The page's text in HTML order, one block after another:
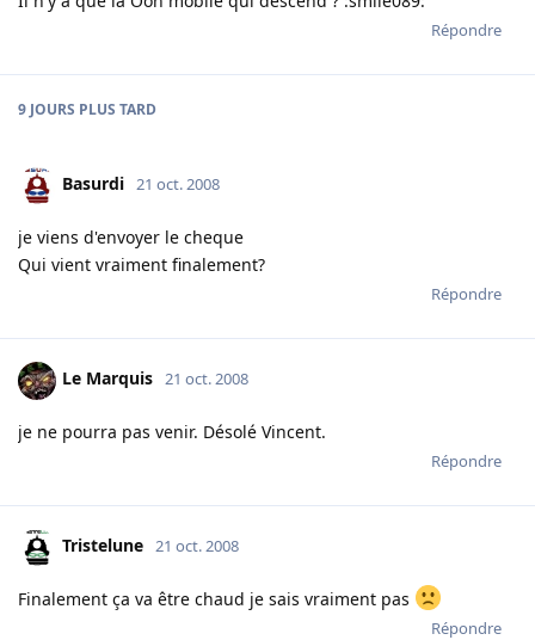
Répondre
9 JOURS PLUS TARD
Basurdi 21 oct. 2008
je viens d'envoyer le cheque
Qui vient vraiment finalement?
Répondre
Le Marquis 21 oct. 2008
je ne pourra pas venir. Désolé Vincent.
Répondre
Tristelune 21 oct. 2008
Finalement ça va être chaud je sais vraiment pas
Répondre